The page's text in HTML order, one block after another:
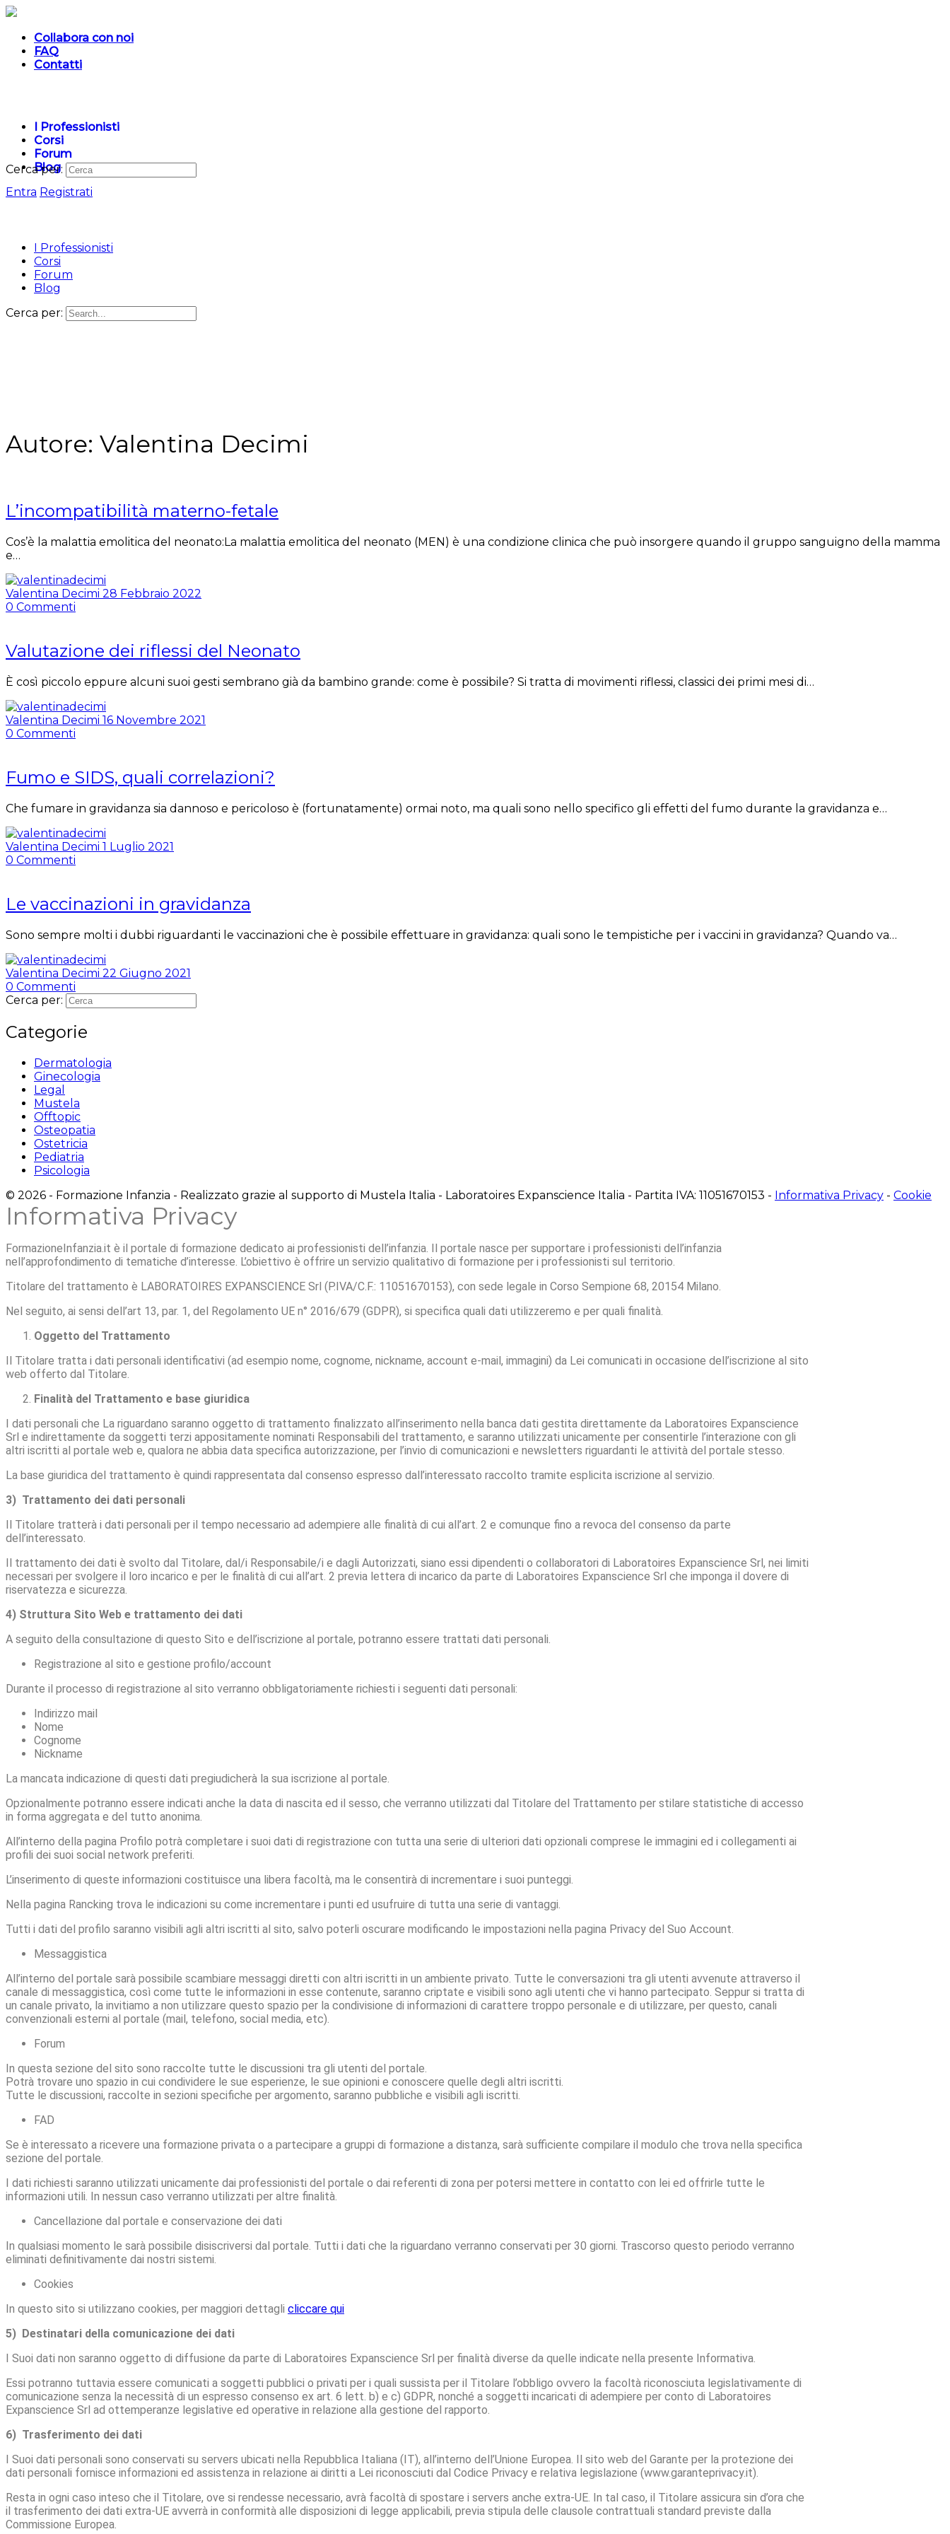
Collabora con noi
FAQ
Contatti
I Professionisti
Corsi
Forum
Blog
Entra Registrati
Cerca per:
I Professionisti
Corsi
Forum
Blog
Cerca per:
Autore: Valentina Decimi
L’incompatibilità materno-fetale
Cos’è la malattia emolitica del neonato:La malattia emolitica del neonato (MEN) è una condizione clinica che può insorgere quando il gruppo sanguigno della mamma
e…
Valentina Decimi 28 Febbraio 2022
0 Commenti
Valutazione dei riflessi del Neonato
È così piccolo eppure alcuni suoi gesti sembrano già da bambino grande: come è possibile? Si tratta di movimenti riflessi, classici dei primi mesi di…
Valentina Decimi 16 Novembre 2021
0 Commenti
Fumo e SIDS, quali correlazioni?
Che fumare in gravidanza sia dannoso e pericoloso è (fortunatamente) ormai noto, ma quali sono nello specifico gli effetti del fumo durante la gravidanza e…
Valentina Decimi 1 Luglio 2021
0 Commenti
Le vaccinazioni in gravidanza
Sono sempre molti i dubbi riguardanti le vaccinazioni che è possibile effettuare in gravidanza: quali sono le tempistiche per i vaccini in gravidanza? Quando va…
Valentina Decimi 22 Giugno 2021
0 Commenti
Cerca per:
Categorie
Dermatologia
Ginecologia
Legal
Mustela
Offtopic
Osteopatia
Ostetricia
Pediatria
Psicologia
© 2026 - Formazione Infanzia - Realizzato grazie al supporto di Mustela Italia - Laboratoires Expanscience Italia - Partita IVA: 11051670153 - Informativa Privacy - Cookie
Informativa Privacy
FormazioneInfanzia.it è il portale di formazione dedicato ai professionisti dell’infanzia. Il portale nasce per supportare i professionisti dell’infanzia
nell’approfondimento di tematiche d’interesse. L’obiettivo è offrire un servizio qualitativo di formazione per i professionisti sul territorio.
Titolare del trattamento è LABORATOIRES EXPANSCIENCE Srl (P.IVA/C.F.: 11051670153), con sede legale in Corso Sempione 68, 20154 Milano.
Nel seguito, ai sensi dell’art 13, par. 1, del Regolamento UE n° 2016/679 (GDPR), si specifica quali dati utilizzeremo e per quali finalità.
Oggetto del Trattamento
Il Titolare tratta i dati personali identificativi (ad esempio nome, cognome, nickname, account e-mail, immagini) da Lei comunicati in occasione dell’iscrizione al sito
web offerto dal Titolare.
Finalità del Trattamento e base giuridica
I dati personali che La riguardano saranno oggetto di trattamento finalizzato all’inserimento nella banca dati gestita direttamente da Laboratoires Expanscience
Srl e indirettamente da soggetti terzi appositamente nominati Responsabili del trattamento, e saranno utilizzati unicamente per consentirle l’interazione con gli
altri iscritti al portale web e, qualora ne abbia data specifica autorizzazione, per l’invio di comunicazioni e newsletters riguardanti le attività del portale stesso.
La base giuridica del trattamento è quindi rappresentata dal consenso espresso dall’interessato raccolto tramite esplicita iscrizione al servizio.
3) Trattamento dei dati personali
Il Titolare tratterà i dati personali per il tempo necessario ad adempiere alle finalità di cui all’art. 2 e comunque fino a revoca del consenso da parte
dell’interessato.
Il trattamento dei dati è svolto dal Titolare, dal/i Responsabile/i e dagli Autorizzati, siano essi dipendenti o collaboratori di Laboratoires Expanscience Srl, nei limiti
necessari per svolgere il loro incarico e per le finalità di cui all’art. 2 previa lettera di incarico da parte di Laboratoires Expanscience Srl che imponga il dovere di
riservatezza e sicurezza.
4) Struttura Sito Web e trattamento dei dati
A seguito della consultazione di questo Sito e dell’iscrizione al portale, potranno essere trattati dati personali.
Registrazione al sito e gestione profilo/account
Durante il processo di registrazione al sito verranno obbligatoriamente richiesti i seguenti dati personali:
Indirizzo mail
Nome
Cognome
Nickname
La mancata indicazione di questi dati pregiudicherà la sua iscrizione al portale.
Opzionalmente potranno essere indicati anche la data di nascita ed il sesso, che verranno utilizzati dal Titolare del Trattamento per stilare statistiche di accesso
in forma aggregata e del tutto anonima.
All’interno della pagina Profilo potrà completare i suoi dati di registrazione con tutta una serie di ulteriori dati opzionali comprese le immagini ed i collegamenti ai
profili dei suoi social network preferiti.
L’inserimento di queste informazioni costituisce una libera facoltà, ma le consentirà di incrementare i suoi punteggi.
Nella pagina Rancking trova le indicazioni su come incrementare i punti ed usufruire di tutta una serie di vantaggi.
Tutti i dati del profilo saranno visibili agli altri iscritti al sito, salvo poterli oscurare modificando le impostazioni nella pagina Privacy del Suo Account.
Messaggistica
All’interno del portale sarà possibile scambiare messaggi diretti con altri iscritti in un ambiente privato. Tutte le conversazioni tra gli utenti avvenute attraverso il
canale di messaggistica, così come tutte le informazioni in esse contenute, saranno criptate e visibili sono agli utenti che vi hanno partecipato. Seppur si tratta di
un canale privato, la invitiamo a non utilizzare questo spazio per la condivisione di informazioni di carattere troppo personale e di utilizzare, per questo, canali
convenzionali esterni al portale (mail, telefono, social media, etc).
Forum
In questa sezione del sito sono raccolte tutte le discussioni tra gli utenti del portale.
Potrà trovare uno spazio in cui condividere le sue esperienze, le sue opinioni e conoscere quelle degli altri iscritti.
Tutte le discussioni, raccolte in sezioni specifiche per argomento, saranno pubbliche e visibili agli iscritti.
FAD
Se è interessato a ricevere una formazione privata o a partecipare a gruppi di formazione a distanza, sarà sufficiente compilare il modulo che trova nella specifica
sezione del portale.
I dati richiesti saranno utilizzati unicamente dai professionisti del portale o dai referenti di zona per potersi mettere in contatto con lei ed offrirle tutte le
informazioni utili. In nessun caso verranno utilizzati per altre finalità.
Cancellazione dal portale e conservazione dei dati
In qualsiasi momento le sarà possibile disiscriversi dal portale. Tutti i dati che la riguardano verranno conservati per 30 giorni. Trascorso questo periodo verranno
eliminati definitivamente dai nostri sistemi.
Cookies
In questo sito si utilizzano cookies, per maggiori dettagli cliccare qui
5) Destinatari della comunicazione dei dati
I Suoi dati non saranno oggetto di diffusione da parte di Laboratoires Expanscience Srl per finalità diverse da quelle indicate nella presente Informativa.
Essi potranno tuttavia essere comunicati a soggetti pubblici o privati per i quali sussista per il Titolare l’obbligo ovvero la facoltà riconosciuta legislativamente di
comunicazione senza la necessità di un espresso consenso ex art. 6 lett. b) e c) GDPR, nonché a soggetti incaricati di adempiere per conto di Laboratoires
Expanscience Srl ad ottemperanze legislative ed operative in relazione alla gestione del rapporto.
6) Trasferimento dei dati
I Suoi dati personali sono conservati su servers ubicati nella Repubblica Italiana (IT), all’interno dell’Unione Europea. Il sito web del Garante per la protezione dei
dati personali fornisce informazioni ed assistenza in relazione ai diritti a Lei riconosciuti dal Codice Privacy e relativa legislazione (www.garanteprivacy.it).
Resta in ogni caso inteso che il Titolare, ove si rendesse necessario, avrà facoltà di spostare i servers anche extra-UE. In tal caso, il Titolare assicura sin d’ora che
il trasferimento dei dati extra-UE avverrà in conformità alle disposizioni di legge applicabili, previa stipula delle clausole contrattuali standard previste dalla
Commissione Europea.